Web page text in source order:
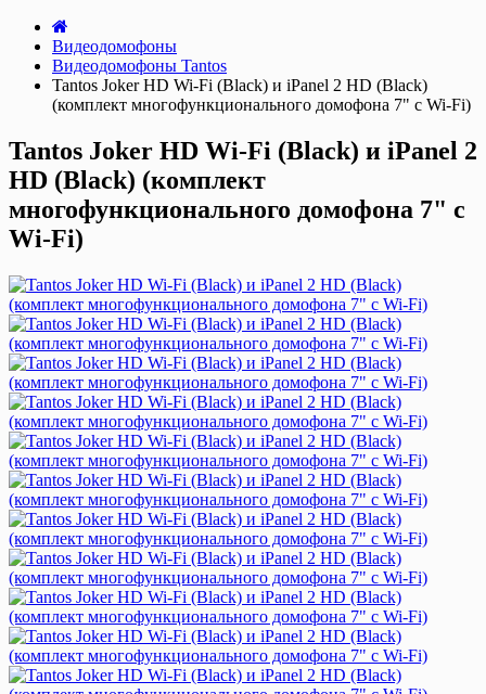
Видеодомофоны
Видеодомофоны Tantos
Tantos Joker HD Wi-Fi (Black) и iPanel 2 HD (Black)
(комплект многофункционального домофона 7" с Wi-Fi)
Tantos Joker HD Wi-Fi (Black) и iPanel 2
HD (Black) (комплект
многофункционального домофона 7" с
Wi-Fi)